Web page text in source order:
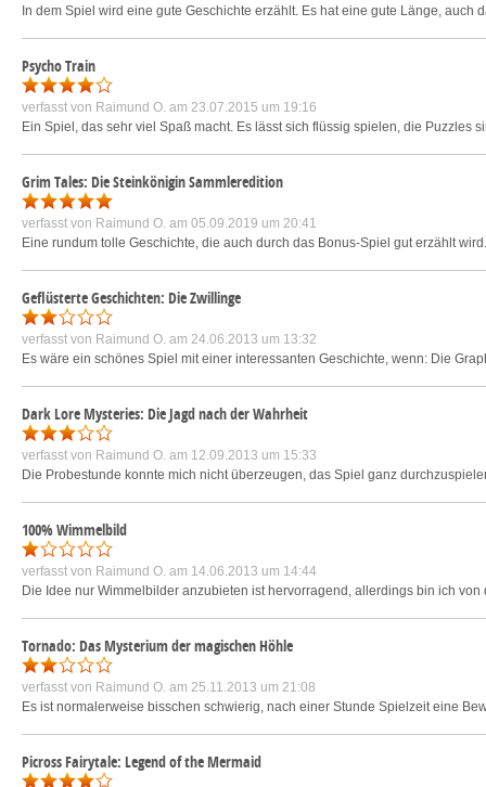
In dem Spiel wird eine gute Geschichte erzählt. Es hat eine gute Länge,
Psycho Train
verfasst von Raimund O. am 23.07.2015 um 19:16
Ein Spiel, das sehr viel Spaß macht. Es lässt sich flüssig spielen, die Puzzles
Grim Tales: Die Steinkönigin Sammleredition
verfasst von Raimund O. am 05.09.2019 um 20:41
Eine rundum tolle Geschichte, die auch durch das Bonus-Spiel gut erzählt
Geflüsterte Geschichten: Die Zwillinge
verfasst von Raimund O. am 24.06.2013 um 13:32
Es wäre ein schönes Spiel mit einer interessanten Geschichte, wenn: Die
Dark Lore Mysteries: Die Jagd nach der Wahrheit
verfasst von Raimund O. am 12.09.2013 um 15:33
Die Probestunde konnte mich nicht überzeugen, das Spiel ganz
100% Wimmelbild
verfasst von Raimund O. am 14.06.2013 um 14:44
Die Idee nur Wimmelbilder anzubieten ist hervorragend, allerdings bin ich
Tornado: Das Mysterium der magischen Höhle
verfasst von Raimund O. am 25.11.2013 um 21:08
Es ist normalerweise bisschen schwierig, nach einer Stunde Spielzeit eine
Picross Fairytale: Legend of the Mermaid